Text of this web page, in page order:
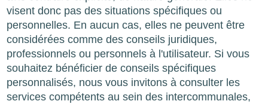
visent donc pas des situations spécifiques ou
personnelles. En aucun cas, elles ne peuvent être
considérées comme des conseils juridiques,
professionnels ou personnels à l'utilisateur. Si vous
souhaitez bénéficier de conseils spécifiques
personnalisés, nous vous invitons à consulter les
services compétents au sein des intercommunales,